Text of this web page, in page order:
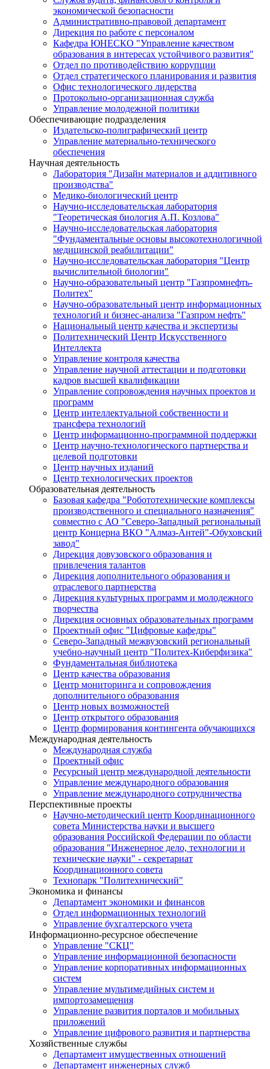
экономической безопасности
Административно-правовой департамент
Дирекция по работе с персоналом
Кафедра ЮНЕСКО "Управление качеством
образования в интересах устойчивого развития"
Отдел по противодействию коррупции
Отдел стратегического планирования и развития
Офис технологического лидерства
Протокольно-организационная служба
Управление молодежной политики
Обеспечивающие подразделения
Издательско-полиграфический центр
Управление материально-технического
обеспечения
Научная деятельность
Лаборатория "Дизайн материалов и аддитивного
производства"
Медико-биологический центр
Научно-исследовательская лаборатория
"Теоретическая биология А.П. Козлова"
Научно-исследовательская лаборатория
"Фундаментальные основы высокотехнологичной
медицинской реабилитации"
Научно-исследовательская лаборатория "Центр
вычислительной биологии"
Научно-образовательный центр "Газпромнефть-
Политех"
Научно-образовательный центр информационных
технологий и бизнес-анализа "Газпром нефть"
Национальный центр качества и экспертизы
Политехнический Центр Искусственного
Интеллекта
Управление контроля качества
Управление научной аттестации и подготовки
кадров высшей квалификации
Управление сопровождения научных проектов и
программ
Центр интеллектуальной собственности и
трансфера технологий
Центр информационно-программной поддержки
Центр научно-технологического партнерства и
целевой подготовки
Центр научных изданий
Центр технологических проектов
Образовательная деятельность
Базовая кафедра "Робототехнические комплексы
производственного и специального назначения"
совместно с АО "Северо-Западный региональный
центр Концерна ВКО "Алмаз-Антей"-Обуховский
завод"
Дирекция довузовского образования и
привлечения талантов
Дирекция дополнительного образования и
отраслевого партнерства
Дирекция культурных программ и молодежного
творчества
Дирекция основных образовательных программ
Проектный офис "Цифровые кафедры"
Северо-Западный межвузовский региональный
учебно-научный центр "Политех-Киберфизика"
Фундаментальная библиотека
Центр качества образования
Центр мониторинга и сопровождения
дополнительного образования
Центр новых возможностей
Центр открытого образования
Центр формирования контингента обучающихся
Международная деятельность
Международная служба
Проектный офис
Ресурсный центр международной деятельности
Управление международного образования
Управление международного сотрудничества
Перспективные проекты
Научно-методический центр Координационного
совета Министерства науки и высшего
образования Российской Федерации по области
образования "Инженерное дело, технологии и
технические науки" - секретариат
Координационного совета
Технопарк "Политехнический"
Экономика и финансы
Департамент экономики и финансов
Отдел информационных технологий
Управление бухгалтерского учета
Информационно-ресурсное обеспечение
Управление "СКЦ"
Управление информационной безопасности
Управление корпоративных информационных
систем
Управление мультимедийных систем и
импортозамещения
Управление развития порталов и мобильных
приложений
Управление цифрового развития и партнерства
Хозяйственные службы
Департамент имущественных отношений
Департамент инженерных служб